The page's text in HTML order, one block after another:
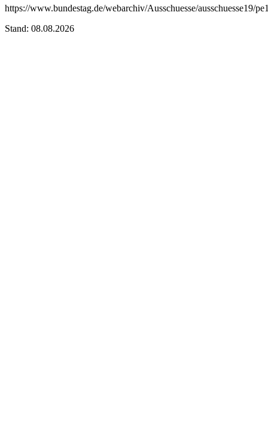
https://www.bundestag.de/webarchiv/Ausschuesse/ausschuesse19/
Stand: 08.08.2026